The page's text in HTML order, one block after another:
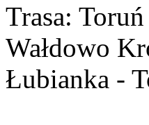
Trasa:
Wałdowo
Łubianka -